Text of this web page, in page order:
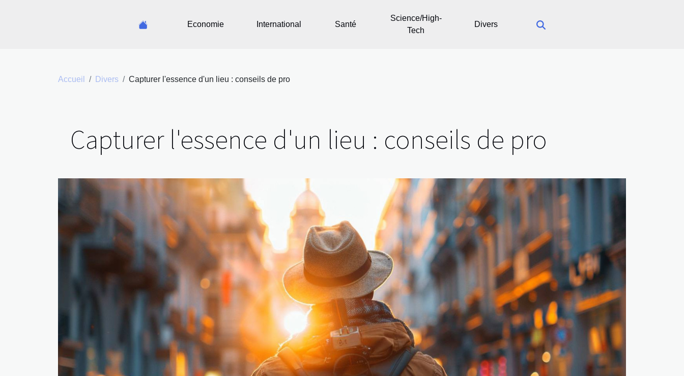
Economie International Santé
Science/High-
Tech
Divers
Accueil Divers Capturer l'essence d'un lieu : conseils de pro
Capturer l'essence d'un lieu : conseils de pro